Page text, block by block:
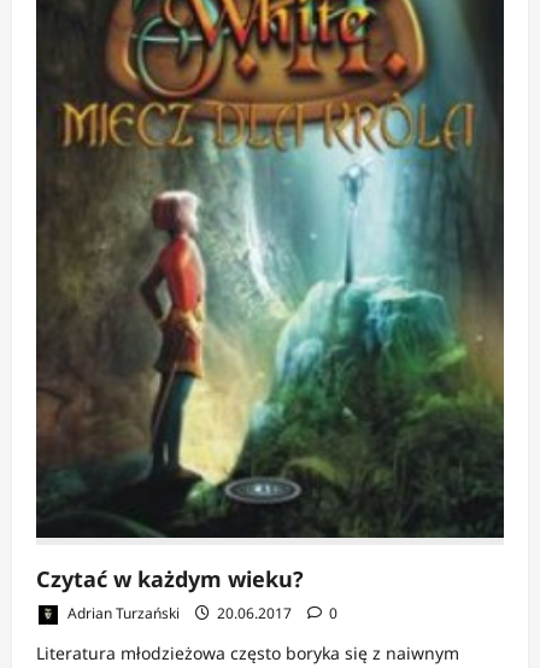
Czytać w każdym wieku?
Adrian Turzański 20.06.2017 0
Literatura młodzieżowa często boryka się z naiwnym